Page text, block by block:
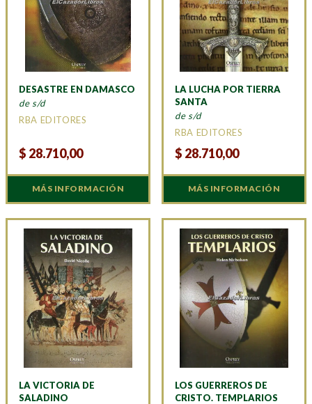
DESASTRE EN DAMASCO
de s/d
RBA EDITORES
$ 28.710,00
MÁS INFORMACIÓN
LA LUCHA POR TIERRA
SANTA
de s/d
RBA EDITORES
$ 28.710,00
MÁS INFORMACIÓN
LA VICTORIA DE
SALADINO
LOS GUERREROS DE
CRISTO. TEMPLARIOS